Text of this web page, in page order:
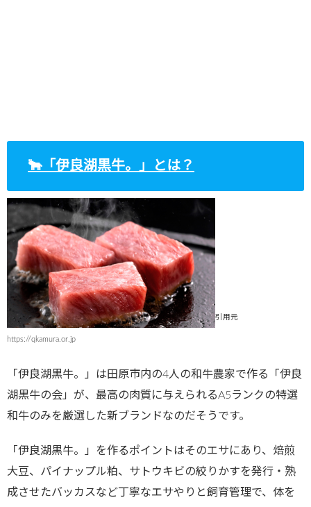
🐂「伊良湖黒牛。」とは？
引用元
https://qkamura.or.jp
「伊良湖黒牛。」は田原市内の4人の和牛農家で作る「伊良
湖黒牛の会」が、最高の肉質に与えられるA5ランクの特選
和牛のみを厳選した新ブランドなのだそうです。
「伊良湖黒牛。」を作るポイントはそのエサにあり、焙煎
大豆、パイナップル粕、サトウキビの絞りかすを発行・熟
成させたバッカスなど丁寧なエサやりと飼育管理で、体を